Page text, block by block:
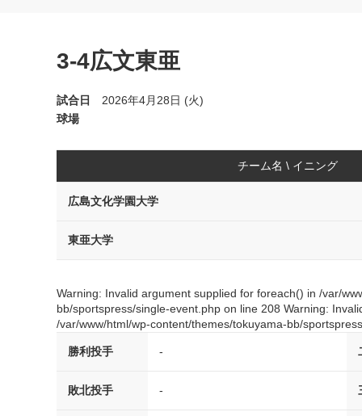
3-4広文東亜
試合日
2026年4月28日 (火)
球場
チーム名 \ イニング
広島文化学園大学
東亜大学
Warning: Invalid argument supplied for foreach() in /var/
bb/sportspress/single-event.php on line 208 Warning:
/var/www/html/wp-content/themes/tokuyama-bb/
勝利投手 -
敗北投手 -